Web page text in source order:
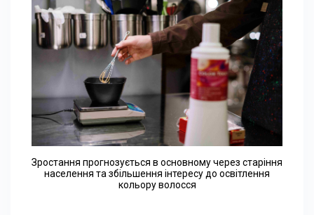
Зростання прогнозується в основному через старіння
населення та збільшення інтересу до освітлення
кольору волосся